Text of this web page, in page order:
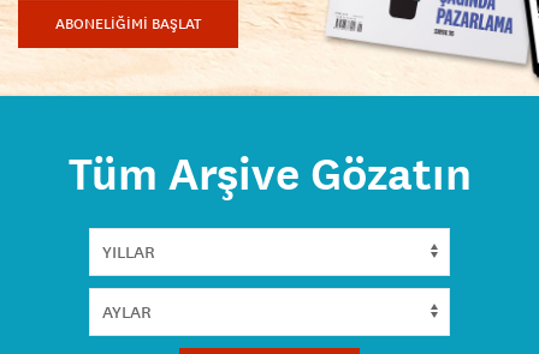
ABONELİĞİMİ BAŞLAT
Tüm Arşive Gözatın